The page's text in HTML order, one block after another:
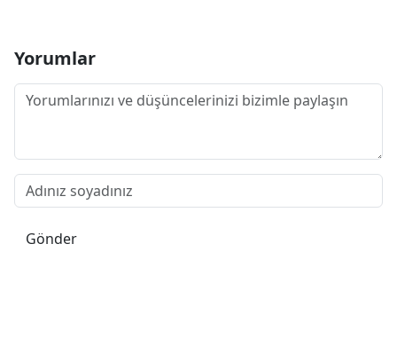
Yorumlar
Gönder